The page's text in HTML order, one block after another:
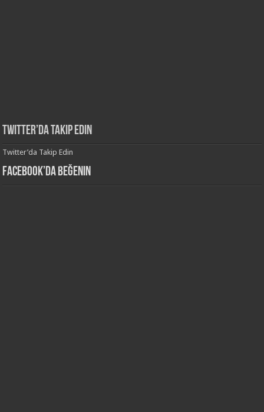
Twitter’da Takip Edin
Twitter’da Takip Edin
Facebook’da Beğenin